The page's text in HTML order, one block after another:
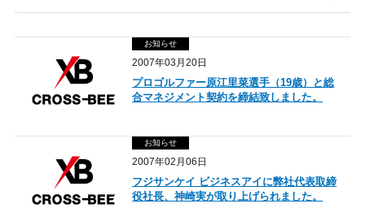
お知らせ
2007年03月20日
プロゴルファー原江里菜選手（19歳）と総
合マネジメント契約を締結致しました。
お知らせ
2007年02月06日
フジサンケイ ビジネスアイに弊社代表取締
役社長、神崎実が取り上げられました。